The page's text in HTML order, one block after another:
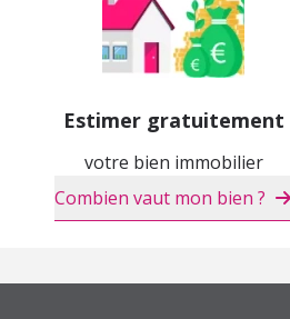
Estimer gratuitement
votre bien immobilier
Combien vaut mon bien ?